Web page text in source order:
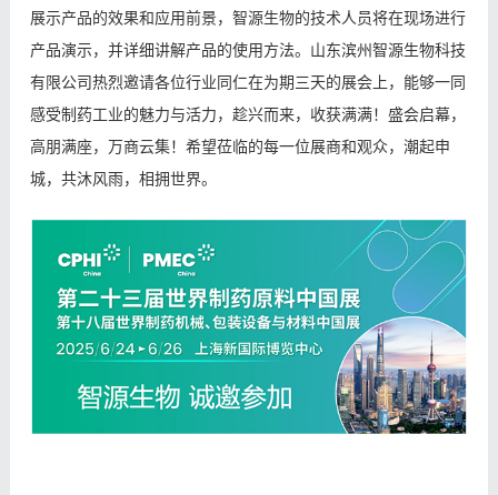
展示产品的效果和应用前景，智源生物的技术人员将在现场进行
产品演示，并详细讲解产品的使用方法。 山东滨州智源生物科技
有限公司热烈邀请各位行业同仁在为期三天的展会上，能够一同
感受制药工业的魅力与活力，趁兴而来，收获满满！盛会启幕，
高朋满座，万商云集！希望莅临的每一位展商和观众，潮起申
城，共沐风雨，相拥世界。